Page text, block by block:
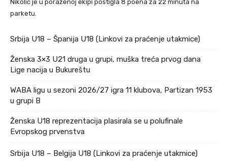
Nikolić je u poraženoj ekipi postigla 8 poena za 22 minuta na
parketu.
Srbija U18 – Španija U18 (Linkovi za praćenje utakmice)
Ženska 3×3 U21 druga u grupi, muška treća prvog dana
Lige nacija u Bukureštu
WABA ligu u sezoni 2026/27 igra 11 klubova, Partizan 1953
u grupi B
Ženska U18 reprezentacija plasirala se u polufinale
Evropskog prvenstva
Srbija U18 – Belgija U18 (Linkovi za praćenje utakmice)